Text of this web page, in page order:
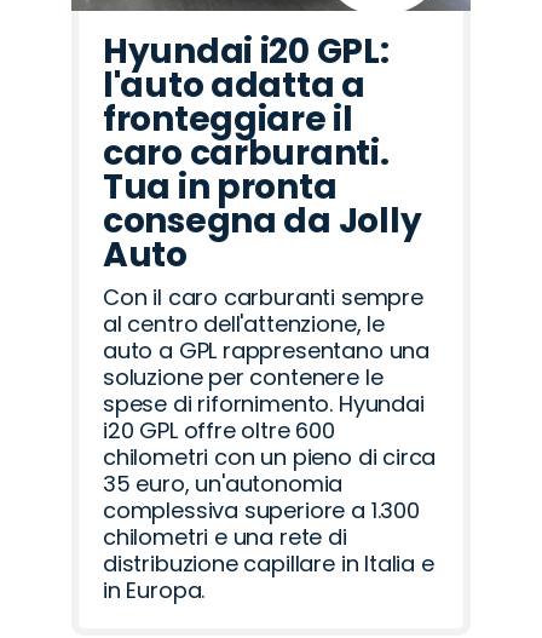
Hyundai i20 GPL:
l'auto adatta a
fronteggiare il
caro carburanti.
Tua in pronta
consegna da Jolly
Auto
Con il caro carburanti sempre
al centro dell'attenzione, le
auto a GPL rappresentano una
soluzione per contenere le
spese di rifornimento. Hyundai
i20 GPL offre oltre 600
chilometri con un pieno di circa
35 euro, un'autonomia
complessiva superiore a 1.300
chilometri e una rete di
distribuzione capillare in Italia e
in Europa.